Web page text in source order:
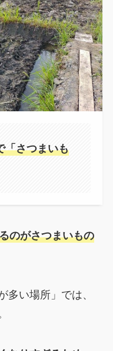
「さつまいも
のがさつまいもの
多い場所」では、